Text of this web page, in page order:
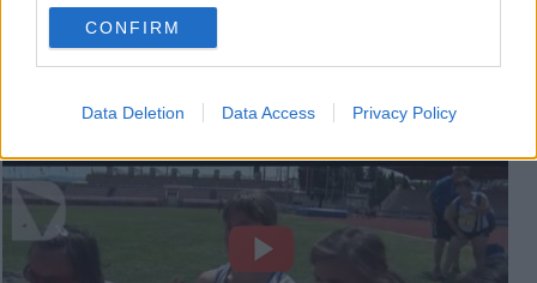
CONFIRM
Data Deletion Data Access Privacy Policy
Videogallery